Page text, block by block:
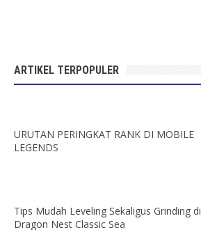
ARTIKEL TERPOPULER
URUTAN PERINGKAT RANK DI MOBILE
LEGENDS
Tips Mudah Leveling Sekaligus Grinding di
Dragon Nest Classic Sea